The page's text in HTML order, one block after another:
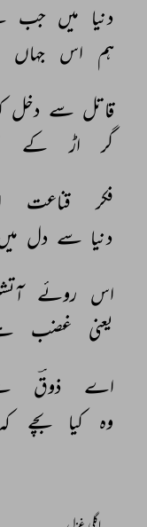
دنیا میں جب
ہم اس جہاں
قاتل سے دخل
گر
اڑ کے
فکر
قناعت
دنیا سے دل
اس روئے
یعنی
غضب
اے
ذوقؔ
وہ کیا بچے کہ